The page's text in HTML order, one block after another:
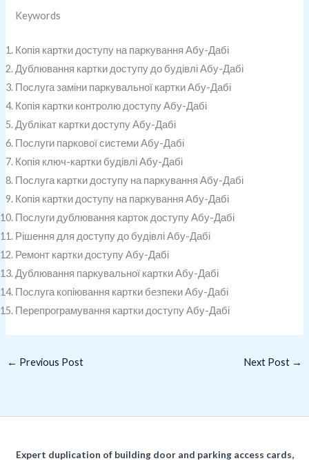
Keywords
Копія картки доступу на паркування Абу-Дабі
Дублювання картки доступу до будівлі Абу-Дабі
Послуга заміни паркувальної картки Абу-Дабі
Копія картки контролю доступу Абу-Дабі
Дублікат картки доступу Абу-Дабі
Послуги паркової системи Абу-Дабі
Копія ключ-картки будівлі Абу-Дабі
Послуга картки доступу на паркування Абу-Дабі
Копія картки доступу на паркування Абу-Дабі
Послуги дублювання карток доступу Абу-Дабі
Рішення для доступу до будівлі Абу-Дабі
Ремонт картки доступу Абу-Дабі
Дублювання паркувальної картки Абу-Дабі
Послуга копіювання картки безпеки Абу-Дабі
Перепрограмування картки доступу Абу-Дабі
← Previous Post Next Post →
Expert duplication of building door and parking access cards,